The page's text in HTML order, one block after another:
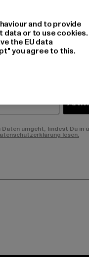
umgeht, findest Du in
lesen.
and to provide
or to use cookies.
the EU data
you agree to this.